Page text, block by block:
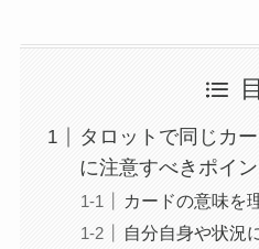
タロットで同じカ
に注意すべきポイン
カードの意味を
自分自身や状況